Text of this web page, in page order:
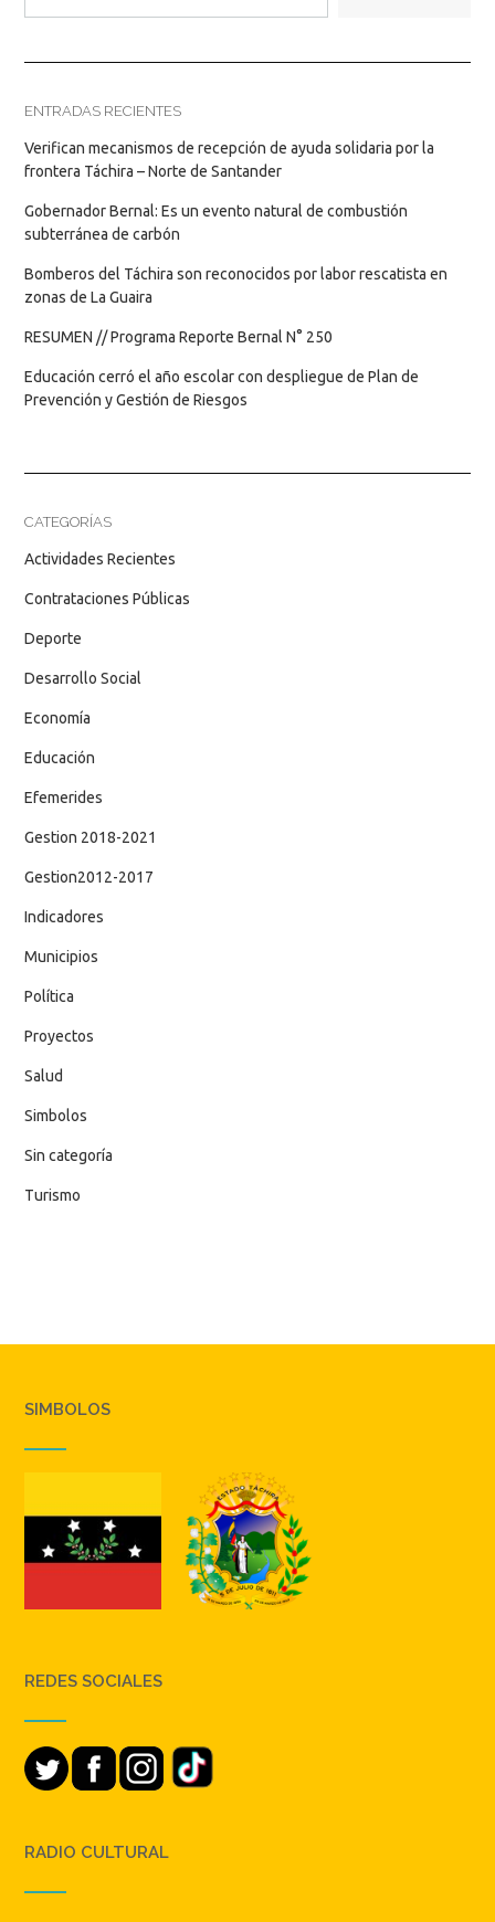
ENTRADAS RECIENTES
Verifican mecanismos de recepción de ayuda solidaria por la
frontera Táchira – Norte de Santander
Gobernador Bernal: Es un evento natural de combustión
subterránea de carbón
Bomberos del Táchira son reconocidos por labor rescatista en
zonas de La Guaira
RESUMEN // Programa Reporte Bernal N° 250
Educación cerró el año escolar con despliegue de Plan de
Prevención y Gestión de Riesgos
CATEGORÍAS
Actividades Recientes
Contrataciones Públicas
Deporte
Desarrollo Social
Economía
Educación
Efemerides
Gestion 2018-2021
Gestion2012-2017
Indicadores
Municipios
Política
Proyectos
Salud
Simbolos
Sin categoría
Turismo
SIMBOLOS
REDES SOCIALES
RADIO CULTURAL